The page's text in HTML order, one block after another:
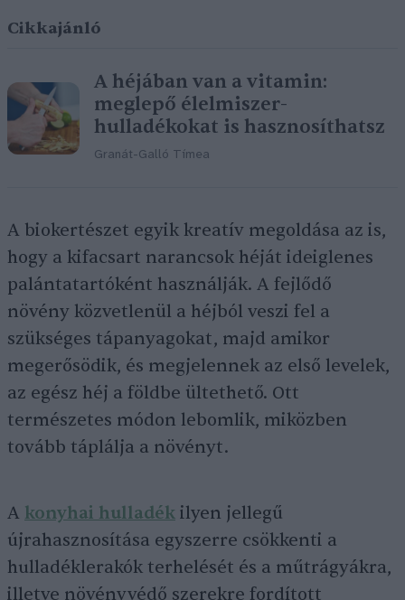
Cikkajánló
A héjában van a vitamin:
meglepő élelmiszer-
hulladékokat is hasznosíthatsz
Granát-Galló Tímea
A biokertészet egyik kreatív megoldása az is,
hogy a kifacsart narancsok héját ideiglenes
palántatartóként használják. A fejlődő
növény közvetlenül a héjból veszi fel a
szükséges tápanyagokat, majd amikor
megerősödik, és megjelennek az első levelek,
az egész héj a földbe ültethető. Ott
természetes módon lebomlik, miközben
tovább táplálja a növényt.
A konyhai hulladék ilyen jellegű
újrahasznosítása egyszerre csökkenti a
hulladéklerakók terhelését és a műtrágyákra,
illetve növényvédő szerekre fordított